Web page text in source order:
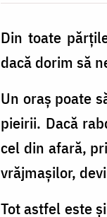
Din toate
dacă dorim să
Un oraș poate
pieirii. Dacă
cel din afară,
vrăjmașilor,
Tot astfel este